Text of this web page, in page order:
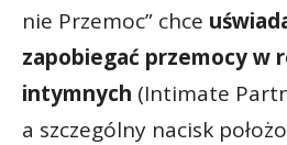
nie Przemoc” chce
zapobiegać przemocy w
intymnych (Intimate
a szczególny nacisk